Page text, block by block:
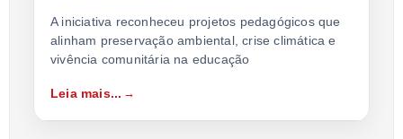
A iniciativa reconheceu projetos pedagógicos que
alinham preservação ambiental, crise climática e
vivência comunitária na educação
Leia mais...